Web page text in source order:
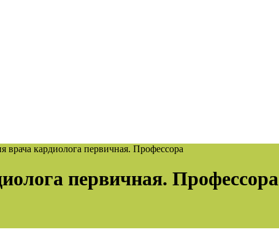
врача кардиолога первичная. Профессора
первичная. Профессора